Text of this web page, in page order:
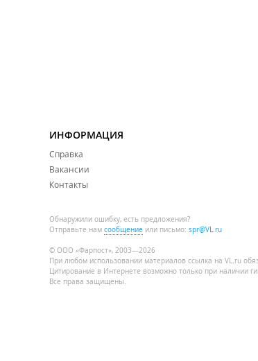
ИНФОРМАЦИЯ
Справка
Вакансии
Контакты
Обнаружили ошибку, есть предложения?
Отправьте нам сообщение или письмо: spr@VL.ru
© ООО «Фарпост», 2003—2026
При любом использовании материалов ссылка на VL.ru
Цитирование в Интернете возможно только при наличии
Все права защищены.